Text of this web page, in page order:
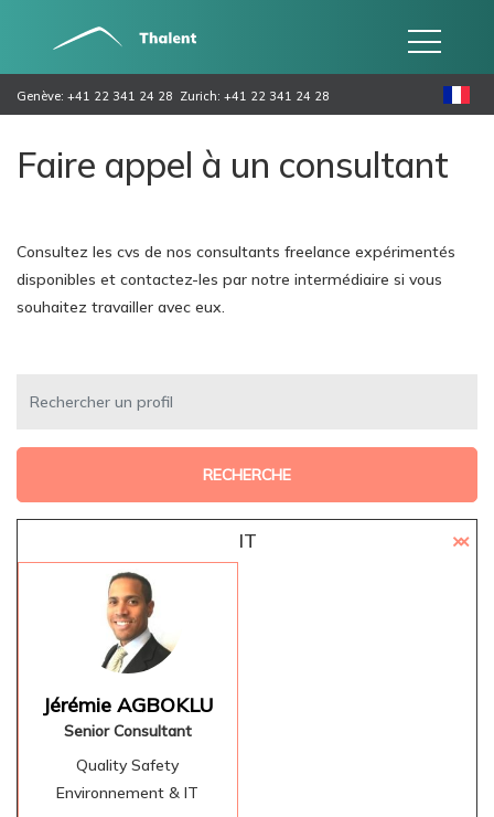
Genève: +41 22 341 24 28 Zurich: +41 22 341 24 28
Faire appel à un consultant
Consultez les cvs de nos consultants freelance expérimentés
disponibles et contactez-les par notre intermédiaire si vous
souhaitez travailler avec eux.
IT
Jérémie AGBOKLU
Senior Consultant
Quality Safety
Environnement & IT